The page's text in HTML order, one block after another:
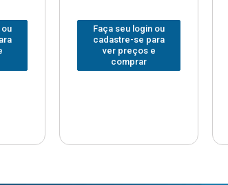
ou
Faça seu login ou
cadastre-se para
ver preços e
comprar